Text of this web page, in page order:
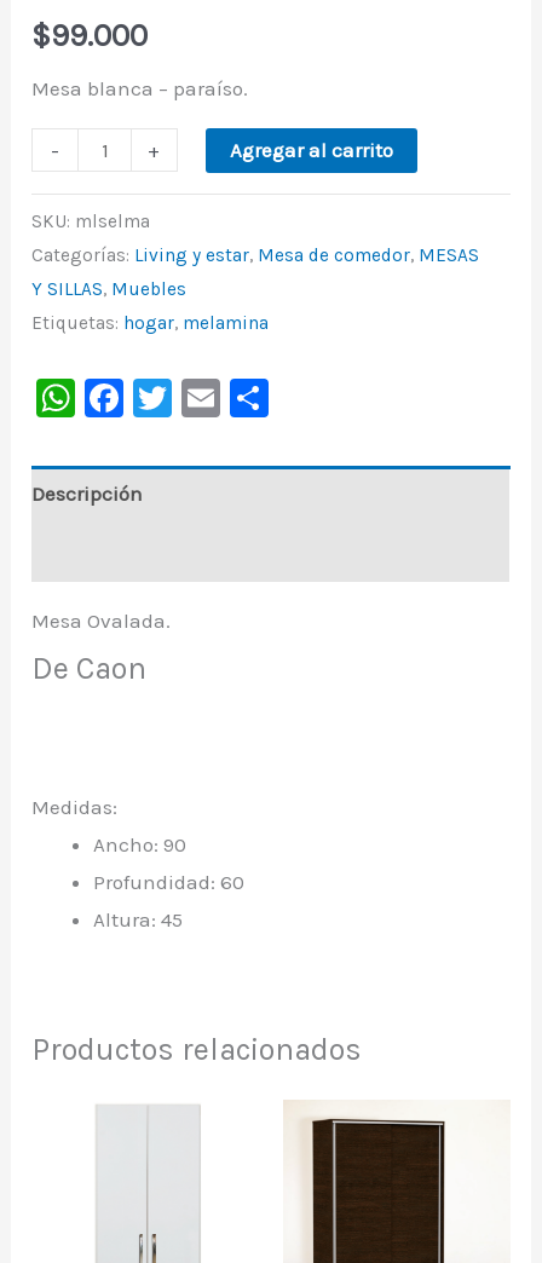
$99.000
Mesa blanca – paraíso.
- + Agregar al carrito
SKU: mlselma
Categorías: Living y estar, Mesa de comedor, MESAS
Y SILLAS, Muebles
Etiquetas: hogar, melamina
WhatsApp
Facebook
Twitter
Email
Descripción
Mesa Ovalada.
De Caon
Medidas:
Ancho: 90
Profundidad: 60
Altura: 45
Productos relacionados